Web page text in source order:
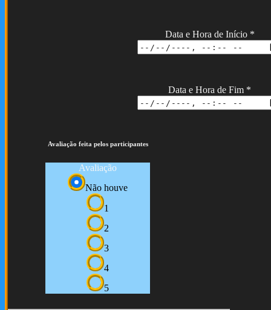
Data e Hora de Início *
Data e Hora de Fim *
Avaliação feita pelos participantes
Avaliação
Não houve
1
2
3
4
5